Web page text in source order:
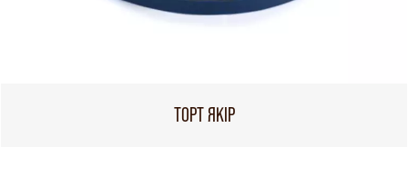
ТОРТ ЯКІР